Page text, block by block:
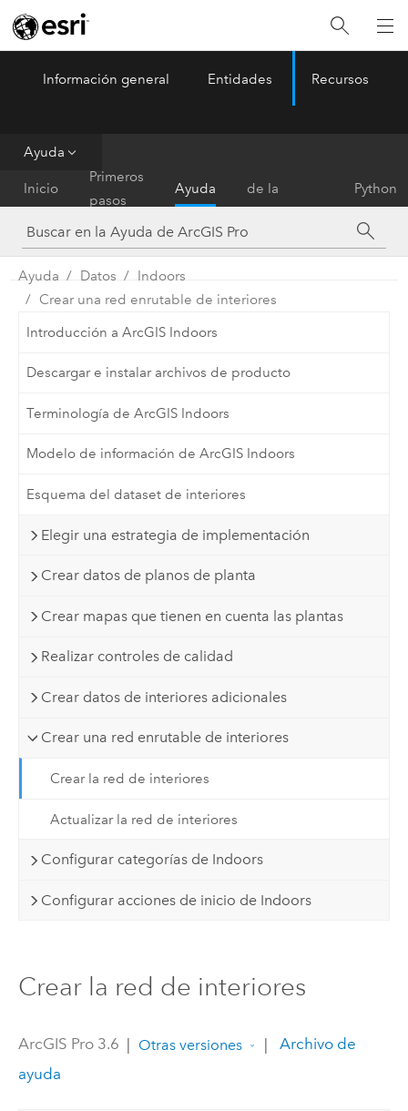
ArcGIS Pro Menu
Información general Entidades Recursos
Ayuda
Inicio
Primeros
pasos
Ayuda
de la
herramienta
Python
Ayuda Datos
Indoors
Crear una red enrutable de interiores
Introducción a ArcGIS Indoors
Descargar e instalar archivos de producto
Terminología de ArcGIS Indoors
Modelo de información de ArcGIS Indoors
Esquema del dataset de interiores
Elegir una estrategia de implementación
Crear datos de planos de planta
Crear mapas que tienen en cuenta las plantas
Realizar controles de calidad
Crear datos de interiores adicionales
Crear una red enrutable de interiores
Crear la red de interiores
Actualizar la red de interiores
Configurar categorías de Indoors
Configurar acciones de inicio de Indoors
Crear la red de interiores
ArcGIS Pro 3.6 | Otras versiones |
Archivo de
ayuda